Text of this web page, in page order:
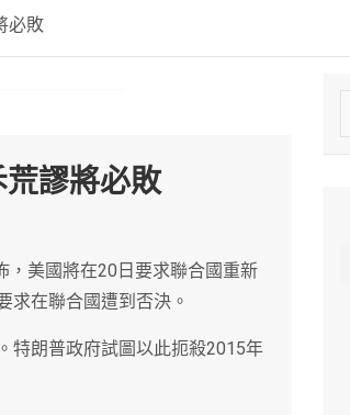
必敗
謬將必敗
，美國將在20日要求聯合國重新
求在聯合國遭到否決。
特朗普政府試圖以此扼殺2015年
e